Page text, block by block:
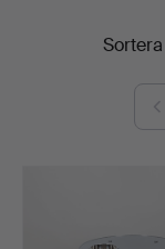
SlutpriserSortera